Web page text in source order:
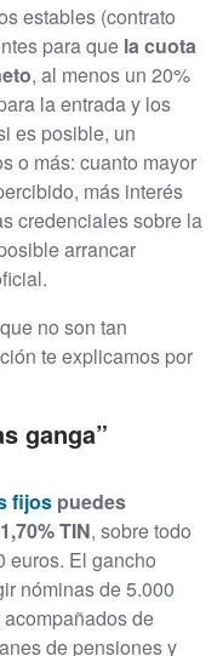
estables (contrato
para que la cuota
, al menos un 20%
la entrada y los
es posible, un
o más: cuanto mayor
más interés
credenciales sobre la
arrancar
no son tan
te explicamos por
ganga”
fijos puedes
TIN, sobre todo
euros. El gancho
nóminas de 5.000
de
de pensiones y